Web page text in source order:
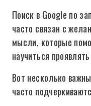
Поиск в Google по
часто связан с
мысли, которые
научиться
Вот несколько
часто